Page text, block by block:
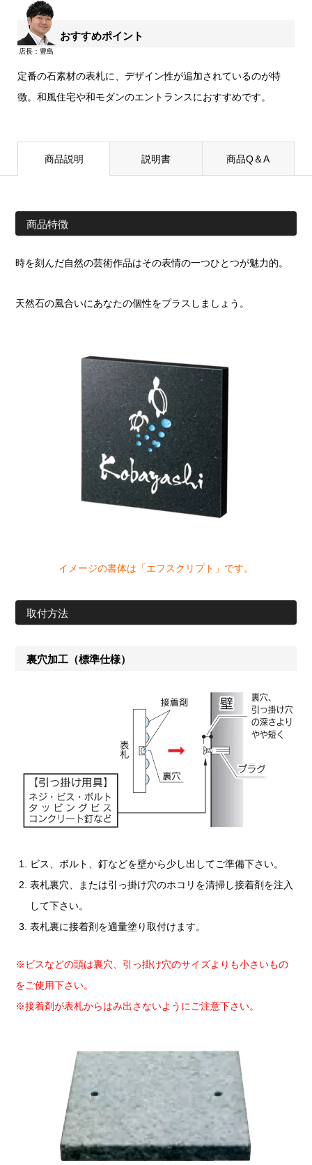
おすすめポイント
定番の石素材の表札に、デザイン性が追加されているのが特
徴。和風住宅や和モダンのエントランスにおすすめです。
商品説明 説明書 商品Q＆A
商品特徴
時を刻んだ自然の芸術作品はその表情の一つひとつが魅力的。
天然石の風合いにあなたの個性をプラスしましょう。
イメージの書体は「エフスクリプト」です。
取付方法
裏穴加工（標準仕様）
ビス、ボルト、釘などを壁から少し出してご準備下さい。
表札裏穴、または引っ掛け穴のホコリを清掃し接着剤を注入
して下さい。
表札裏に接着剤を適量塗り取付けます。
※ビスなどの頭は裏穴、引っ掛け穴のサイズよりも小さいもの
をご使用下さい。
※接着剤が表札からはみ出さないようにご注意下さい。